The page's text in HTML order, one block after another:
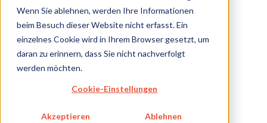
Wenn Sie ablehnen, werden Ihre Informationen
beim Besuch dieser Website nicht erfasst. Ein
einzelnes Cookie wird in Ihrem Browser gesetzt, um
daran zu erinnern, dass Sie nicht nachverfolgt
werden möchten.
Cookie-Einstellungen
Akzeptieren Ablehnen
HOME
LEISTUNGEN MEDIZINPRODUKTE
ZUKUNFTSSTARKE LÖSUNGEN